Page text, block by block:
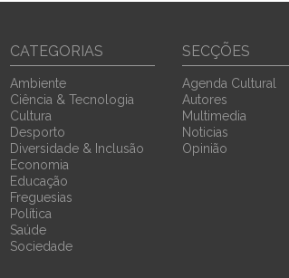
CATEGORIAS
Ambiente
Ciência & Tecnologia
Cultura
Desporto
Diversidade & Inclusão
Economia
Educação
Freguesias
Política
Saúde
Sociedade
SECÇÕES
Agenda Cultural
Autores
Multimedia
Noticias
Opinião